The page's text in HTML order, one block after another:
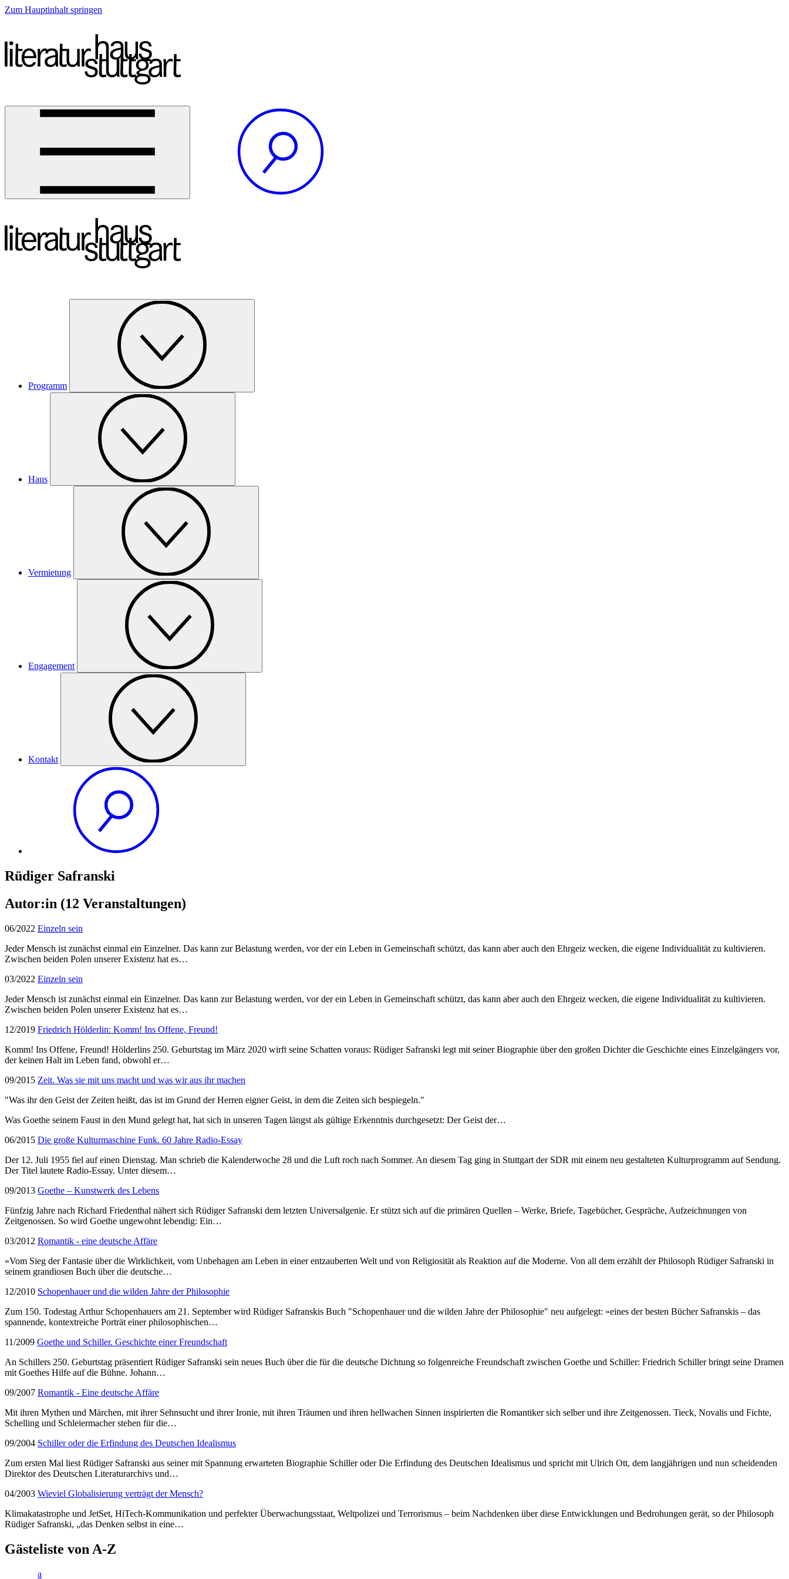
Zum Hauptinhalt springen
Programm
Haus
Vermietung
Engagement
Kontakt
Rüdiger Safranski
Autor:in (12 Veranstaltungen)
06/2022 Einzeln sein
Jeder Mensch ist zunächst einmal ein Einzelner. Das kann zur Belastung werden, vor der ein Leben in Gemeinschaft schützt, das kann aber auch den Ehrgeiz wecken, die eigene Individualität zu kultivieren.
Zwischen beiden Polen unserer Existenz hat es…
03/2022 Einzeln sein
Jeder Mensch ist zunächst einmal ein Einzelner. Das kann zur Belastung werden, vor der ein Leben in Gemeinschaft schützt, das kann aber auch den Ehrgeiz wecken, die eigene Individualität zu kultivieren.
Zwischen beiden Polen unserer Existenz hat es…
12/2019 Friedrich Hölderlin: Komm! Ins Offene, Freund!
Komm! Ins Offene, Freund! Hölderlins 250. Geburtstag im März 2020 wirft seine Schatten voraus: Rüdiger Safranski legt mit seiner Biographie über den großen Dichter die Geschichte eines Einzelgängers vor,
der keinen Halt im Leben fand, obwohl er…
09/2015 Zeit. Was sie mit uns macht und was wir aus ihr machen
"Was ihr den Geist der Zeiten heißt, das ist im Grund der Herren eigner Geist, in dem die Zeiten sich bespiegeln."
Was Goethe seinem Faust in den Mund gelegt hat, hat sich in unseren Tagen längst als gültige Erkenntnis durchgesetzt: Der Geist der…
06/2015 Die große Kulturmaschine Funk. 60 Jahre Radio-Essay
Der 12. Juli 1955 fiel auf einen Dienstag. Man schrieb die Kalenderwoche 28 und die Luft roch nach Sommer. An diesem Tag ging in Stuttgart der SDR mit einem neu gestalteten Kulturprogramm auf Sendung.
Der Titel lautete Radio-Essay. Unter diesem…
09/2013 Goethe – Kunstwerk des Lebens
Fünfzig Jahre nach Richard Friedenthal nähert sich Rüdiger Safranski dem letzten Universalgenie. Er stützt sich auf die primären Quellen – Werke, Briefe, Tagebücher, Gespräche, Aufzeichnungen von
Zeitgenossen. So wird Goethe ungewohnt lebendig: Ein…
03/2012 Romantik - eine deutsche Affäre
»Vom Sieg der Fantasie über die Wirklichkeit, vom Unbehagen am Leben in einer entzauberten Welt und von Religiosität als Reaktion auf die Moderne. Von all dem erzählt der Philosoph Rüdiger Safranski in
seinem grandiosen Buch über die deutsche…
12/2010 Schopenhauer und die wilden Jahre der Philosophie
Zum 150. Todestag Arthur Schopenhauers am 21. September wird Rüdiger Safranskis Buch "Schopenhauer und die wilden Jahre der Philosophie" neu aufgelegt: »eines der besten Bücher Safranskis – das
spannende, kontextreiche Porträt einer philosophischen…
11/2009 Goethe und Schiller. Geschichte einer Freundschaft
An Schillers 250. Geburtstag präsentiert Rüdiger Safranski sein neues Buch über die für die deutsche Dichtung so folgenreiche Freundschaft zwischen Goethe und Schiller: Friedrich Schiller bringt seine Dramen
mit Goethes Hilfe auf die Bühne. Johann…
09/2007 Romantik - Eine deutsche Affäre
Mit ihren Mythen und Märchen, mit ihrer Sehnsucht und ihrer Ironie, mit ihren Träumen und ihren hellwachen Sinnen inspirierten die Romantiker sich selber und ihre Zeitgenossen. Tieck, Novalis und Fichte,
Schelling und Schleiermacher stehen für die…
09/2004 Schiller oder die Erfindung des Deutschen Idealismus
Zum ersten Mal liest Rüdiger Safranski aus seiner mit Spannung erwarteten Biographie Schiller oder Die Erfindung des Deutschen Idealismus und spricht mit Ulrich Ott, dem langjährigen und nun scheidenden
Direktor des Deutschen Literaturarchivs und…
04/2003 Wieviel Globalisierung verträgt der Mensch?
Klimakatastrophe und JetSet, HiTech-Kommunikation und perfekter Überwachungsstaat, Weltpolizei und Terrorismus – beim Nachdenken über diese Entwicklungen und Bedrohungen gerät, so der Philosoph
Rüdiger Safranski, „das Denken selbst in eine…
Gästeliste von A-Z
a